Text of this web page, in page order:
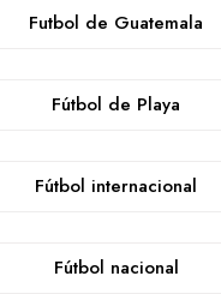
Futbol de Guatemala
Fútbol de Playa
Fútbol internacional
Fútbol nacional